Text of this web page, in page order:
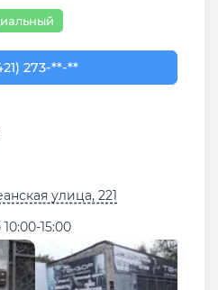
273-16-47
273-**-**
улица, 221
15:00